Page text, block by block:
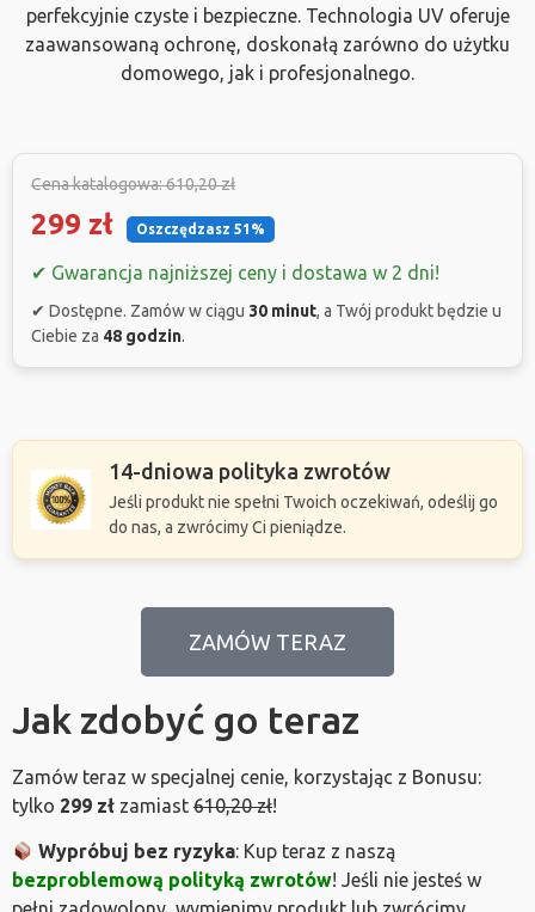
perfekcyjnie czyste i bezpieczne. Technologia UV oferuje
zaawansowaną ochronę, doskonałą zarówno do użytku
domowego, jak i profesjonalnego.
Cena katalogowa: 610,20 zł
299 zł Oszczędzasz 51%
✔ Gwarancja najniższej ceny i dostawa w 2 dni!
✔ Dostępne. Zamów w ciągu 30 minut, a Twój produkt będzie u
Ciebie za 48 godzin.
14-dniowa polityka zwrotów
Jeśli produkt nie spełni Twoich oczekiwań, odeślij go
do nas, a zwrócimy Ci pieniądze.
ZAMÓW TERAZ
Jak zdobyć go teraz
Zamów teraz w specjalnej cenie, korzystając z Bonusu:
tylko 299 zł zamiast 610,20 zł!
Wypróbuj bez ryzyka: Kup teraz z naszą
bezproblemową polityką zwrotów! Jeśli nie jesteś w